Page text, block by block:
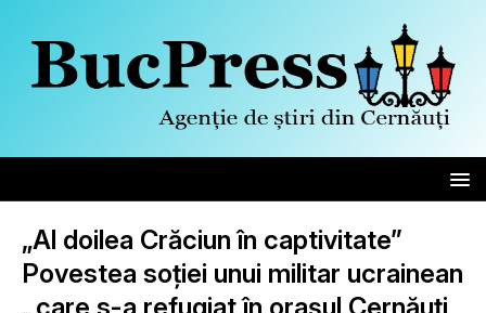
„Al doilea Crăciun în captivitate”
Povestea soției unui militar ucrainean
, care s-a refugiat în orașul Cernăuți